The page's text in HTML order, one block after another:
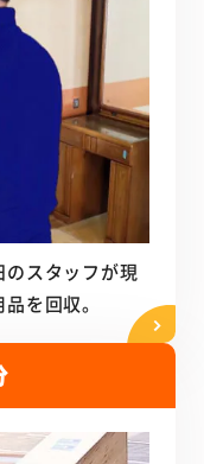
スタッフが現
を回収。